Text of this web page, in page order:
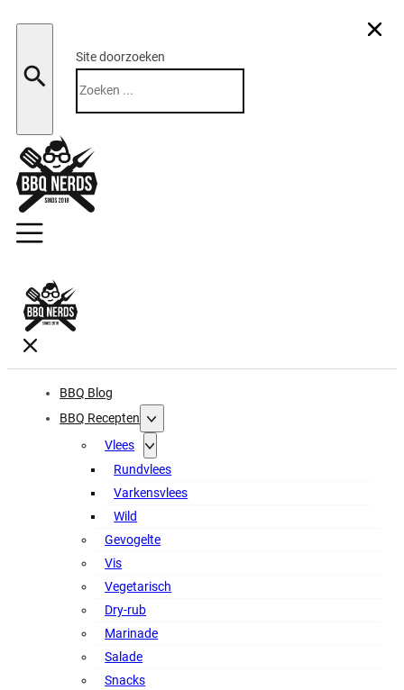
Site doorzoeken
BBQ Blog
BBQ Recepten
Vlees
Rundvlees
Varkensvlees
Wild
Gevogelte
Vis
Vegetarisch
Dry-rub
Marinade
Salade
Snacks